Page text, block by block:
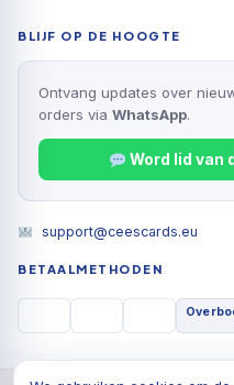
BLIJF OP DE HOOGTE
Ontvang updates over
orders via WhatsApp.
Word lid van
support@ceescards.eu
BETAALMETHODEN